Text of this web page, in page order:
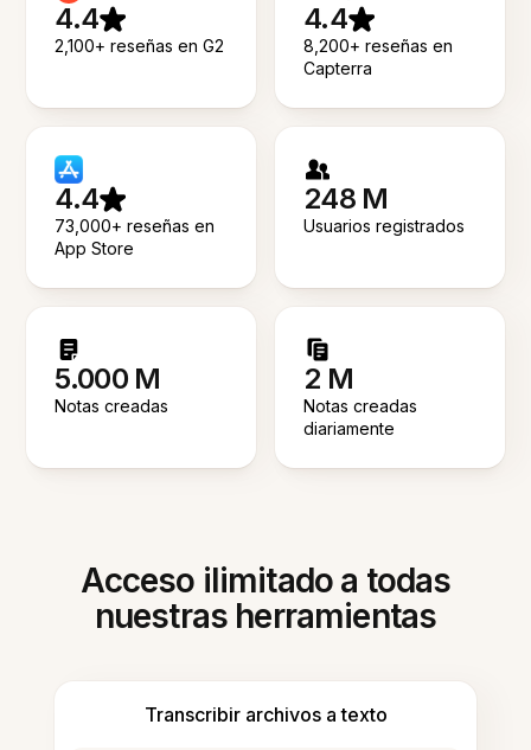
4.4
2,100+ reseñas en G2
4.4
8,200+ reseñas en
Capterra
4.4
73,000+ reseñas en
App Store
248 M
Usuarios registrados
5.000 M
Notas creadas
2 M
Notas creadas
diariamente
Acceso ilimitado a todas
nuestras herramientas
Transcribir archivos a texto